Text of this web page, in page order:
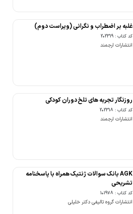
غلبه بر اضطراب و نگرانی (ویراست دوم)
کد کتاب : 202319
انتشارات ارجمند
روزنگار تجربه های تلخ دوران کودکی
کد کتاب : 202318
انتشارات ارجمند
AGK بانک سوالات ژنتیک همراه با پاسخنامه
تشریحی
کد کتاب : 101978
انتشارات گروه تالیفی دکتر خلیلی